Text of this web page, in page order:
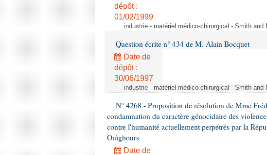
dépôt :
01/02/1999
industrie - matériel médico-chirurgical - Smith
Question écrite n° 434 de M. Alain Bocquet
Date de
dépôt :
30/06/1997
industrie - matériel médico-chirurgical - Smith
N° 4268 - Proposition de résolution de Mme
condamnation du caractère génocidaire des
contre l'humanité actuellement perpétrés par la
Ouïghours
Date de